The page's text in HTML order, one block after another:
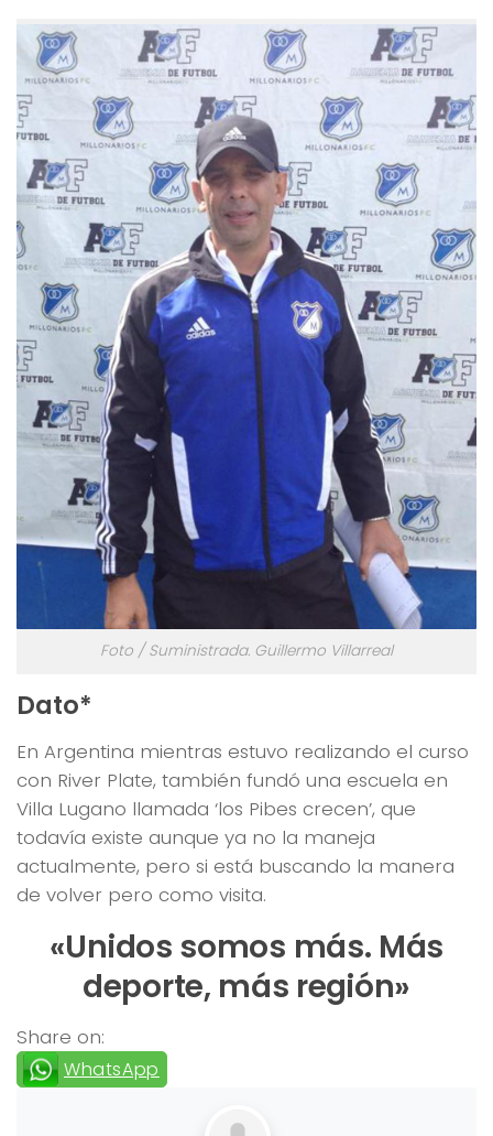
Foto / Suministrada. Guillermo Villarreal
Dato*
En Argentina mientras estuvo realizando el curso
con River Plate, también fundó una escuela en
Villa Lugano llamada ‘los Pibes crecen’, que
todavía existe aunque ya no la maneja
actualmente, pero si está buscando la manera
de volver pero como visita.
«Unidos somos más. Más
deporte, más región»
Share on:
WhatsApp